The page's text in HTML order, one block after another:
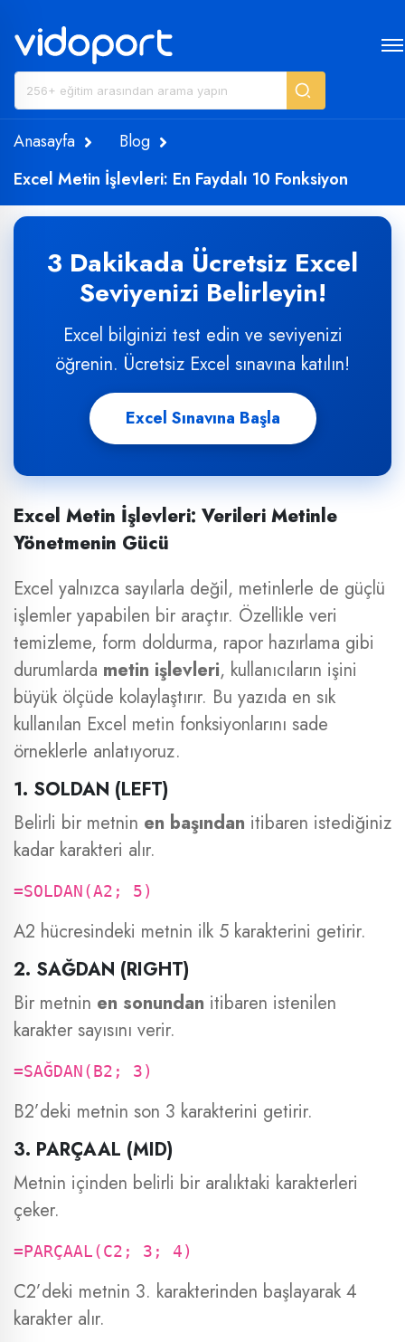
Anasayfa
Blog
Excel Metin İşlevleri: En Faydalı 10 Fonksiyon
3 Dakikada Ücretsiz Excel
Seviyenizi Belirleyin!
Excel bilginizi test edin ve seviyenizi
öğrenin. Ücretsiz Excel sınavına katılın!
Excel Sınavına Başla
Excel Metin İşlevleri: Verileri Metinle
Yönetmenin Gücü
Excel yalnızca sayılarla değil, metinlerle de güçlü
işlemler yapabilen bir araçtır. Özellikle veri
temizleme, form doldurma, rapor hazırlama gibi
durumlarda metin işlevleri, kullanıcıların işini
büyük ölçüde kolaylaştırır. Bu yazıda en sık
kullanılan Excel metin fonksiyonlarını sade
örneklerle anlatıyoruz.
1. SOLDAN (LEFT)
Belirli bir metnin en başından itibaren istediğiniz
kadar karakteri alır.
=SOLDAN(A2; 5)
A2 hücresindeki metnin ilk 5 karakterini getirir.
2. SAĞDAN (RIGHT)
Bir metnin en sonundan itibaren istenilen
karakter sayısını verir.
=SAĞDAN(B2; 3)
B2’deki metnin son 3 karakterini getirir.
3. PARÇAAL (MID)
Metnin içinden belirli bir aralıktaki karakterleri
çeker.
=PARÇAAL(C2; 3; 4)
C2’deki metnin 3. karakterinden başlayarak 4
karakter alır.